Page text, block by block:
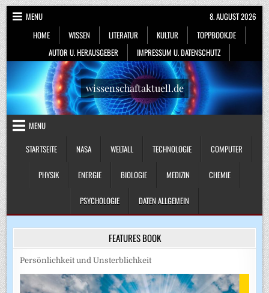
Skip
to
content
MENU
HOME
WISSEN LITERATUR KULTUR
TOPPBOOK.DE
AUTOR U. HERAUSGEBER
IMPRESSUM U. DATENSCHUTZ
8. AUGUST 2026
wissenschaftaktuell.de
MENU
STARTSEITE
NASA WELTALL TECHNOLOGIE COMPUTER
PHYSIK ENERGIE BIOLOGIE MEDIZIN CHEMIE
PSYCHOLOGIE DATEN ALLGEMEIN
FEATURES BOOK
Persönlichkeit und Unsterblichkeit